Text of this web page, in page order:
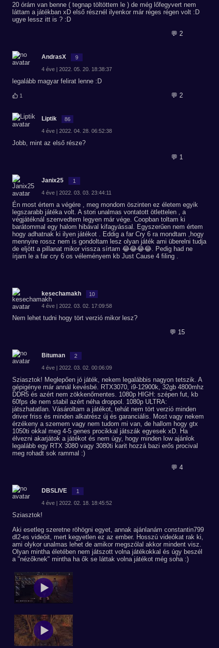
20 órám van benne ( tegnap töltöttem le ) de még lőfegyvert nem
láttam a játékban xD első résznél ilyenkor már réges régen volt :D
ugye lessz itt is ? :D
💬 2
AndrasX 9
4 éve | 2022. 05. 20. 18:38:37
legalább magyar felirat lenne :D
1 💬 2
Liptik 86
4 éve | 2022. 04. 28. 06:52:38
Jobb, mint az első része?
💬 1
Janix25 1
4 éve | 2022. 03. 03. 23:44:11
Én most értem a végére , meg mondom öszinten ez életem egyik
legszarabb játéka volt. A stori unalmas vontatott ötlettelen , a
végjátéknál szenvedtem legyen már vége. Coopban toltam ki
barátommal egy halom hibával kifagyással. Egyszerűen nem értem
hogy adhatnak ki ilyen játékot . Eddig a far Cry 6 ra mondtam ,hogy
mennyire rossz nem is gondoltam lesz olyan játék ami überelni tudja
de eljött a pillanat mikor vissza sírtam 😂😂😂😂. Pedig had ne
írjam le a far cry 6 os véleményem kb Just Cause 4 filing .
kesechamakh 10
4 éve | 2022. 03. 02. 17:09:58
Nem lehet tudni hogy tört verzió mikor lesz?
💬 15
Bituman 2
4 éve | 2022. 03. 02. 00:06:09
Sziasztok! Meglepően jó játék, nekem legalábbis nagyon tetszik. A
gépigénye már annál kevésbé. RTX3070, i9-12900k, 32gb 4800mhz
DDR5 és azért nem zökkenőmentes. 1080p HIGH: szépen fut, kb
60fps de nem stabil azért néha droppol. 1080p ULTRA:
játszhatatlan. Vásároltam a játékot, tehát nem tört verzió minden
driver friss és minden alkatrész új és garanciális. Most vagy nekem
érzékeny a szemem vagy nem tudom mi van, de hallom hogy gtx
1050ti okkal meg 4-5 genes procikkal játszák egyesek xD. Ha
élvezni akarjátok a játékot és nem úgy, hogy minden low ajánlok
legalább egy RTX 3080 vagy 3080ti karit hozzá bazi erős procival
meg rohadt sok rammal :)
💬 4
DBSLIVE 1
4 éve | 2022. 02. 18. 18:45:52
Sziasztok!
Aki esetleg szeretne röhögni egyet, annak ajánlanám constantin799
dl2-es videóit, mert kegyetlen ez az ember. Hosszú videókat rak ki,
ami olykor unalmas lehet de amikor megszólal akkor mindent visz.
Olyan mintha életében nem játszott volna játékokkal és úgy beszél
a "nézőknek" mintha ha ők se láttak volna játékot még soha :)